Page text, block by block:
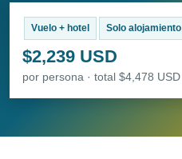
Vuelo + hotel Solo alojamiento
$2,239 USD
por persona · total $4,478 USD